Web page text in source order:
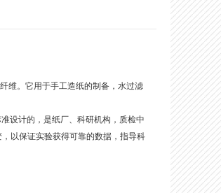
维。它用于手工造纸的制备，水过滤
设计的，是纸厂、科研机构，质检中
以保证实验获得可靠的数据，指导科